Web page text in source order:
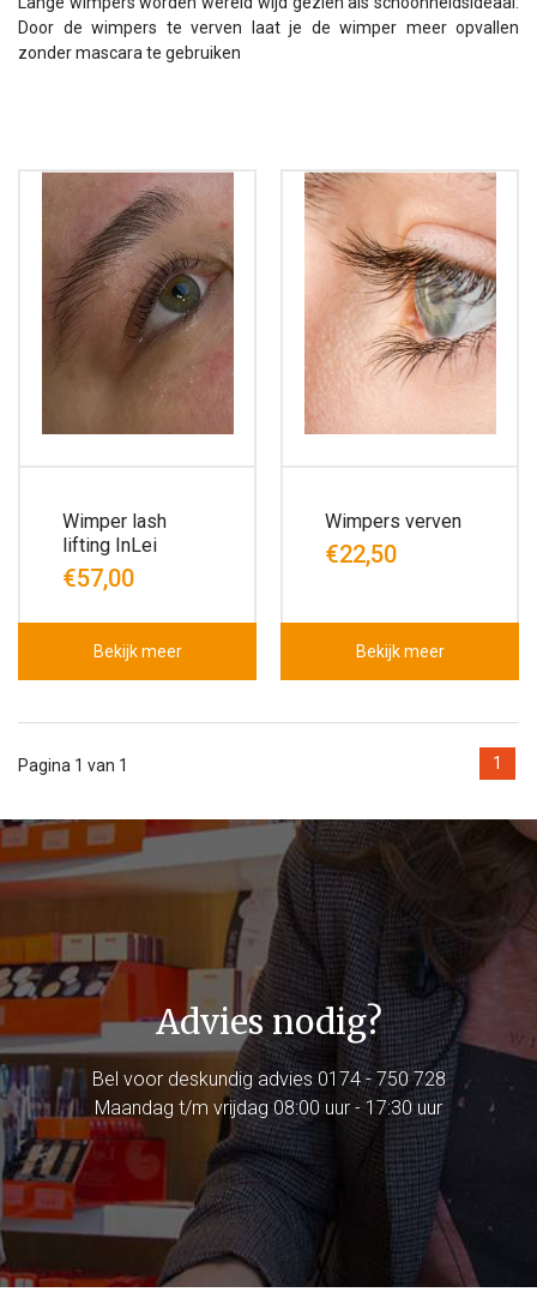
Door de wimpers te verven laat je de wimper meer opvallen
zonder mascara te gebruiken
Wimper lash
lifting InLei
€57,00
Bekijk meer
Wimpers verven
€22,50
Bekijk meer
Pagina 1 van 1 1
Advies nodig?
Bel voor deskundig advies 0174 - 750 728
Maandag t/m vrijdag 08:00 uur - 17:30 uur